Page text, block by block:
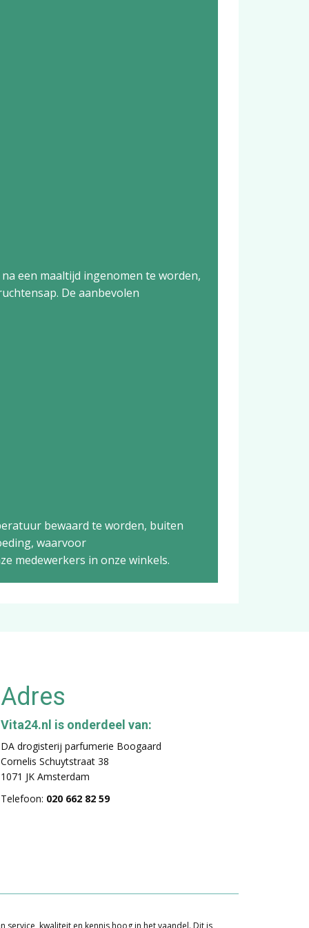
een maaltijd ingenomen te worden,
De aanbevolen
bewaard te worden, buiten
waarvoor
medewerkers in onze winkels.
Adres
Vita24.nl is onderdeel van:
DA drogisterij parfumerie Boogaard
Cornelis Schuytstraat 38
1071 JK Amsterdam
Telefoon: 020 662 82 59
kwaliteit en kennis hoog in het vaandel. Dit is